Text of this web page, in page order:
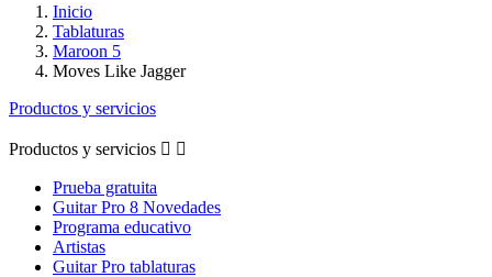
Inicio
Tablaturas
Maroon 5
Moves Like Jagger
Productos y servicios
Productos y servicios  
Prueba gratuita
Guitar Pro 8 Novedades
Programa educativo
Artistas
Guitar Pro tablaturas